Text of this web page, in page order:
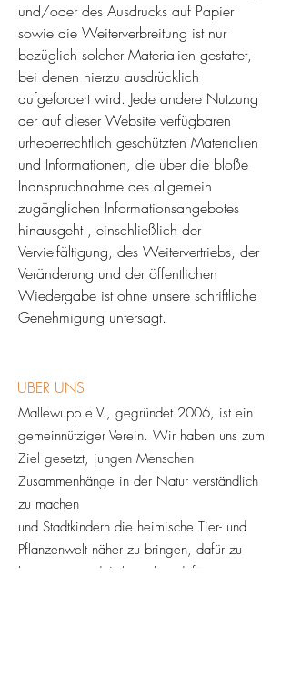
und/oder des Ausdrucks auf Papier
sowie die Weiterverbreitung ist nur
bezüglich solcher Materialien gestattet,
bei denen hierzu ausdrücklich
aufgefordert wird. Jede andere Nutzung
der auf dieser Website verfügbaren
urheberrechtlich geschützten Materialien
und Informationen, die über die bloße
Inanspruchnahme des allgemein
zugänglichen Informationsangebotes
hinausgeht , einschließlich der
Vervielfältigung, des Weitervertriebs, der
Veränderung und der öffentlichen
Wiedergabe ist ohne unsere schriftliche
Genehmigung untersagt.
UBER UNS
Mallewupp e.V., gegründet 2006, ist ein
gemeinnütziger Verein. Wir haben uns zum
Ziel gesetzt, jungen Menschen
Zusammenhänge in der Natur verständlich
zu machen
und Stadtkindern die heimische Tier- und
Pflanzenwelt näher zu bringen, dafür zu
begeistern und Achtsamkeit dafür zu